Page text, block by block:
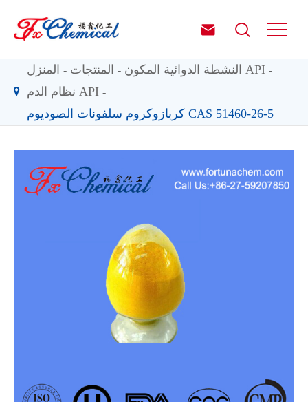
 
المنزل المنتجات
النشطة الدوائية المكون API
نظام الدم API
كربازوكروم سلفونات الصوديوم CAS 51460-26-5